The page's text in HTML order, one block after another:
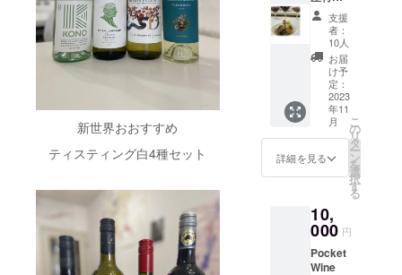
新世界おおすすめ
ティスティング白4種セット
com/co
urse_d
escripti
on.html
com/co
urse_d
escripti
on.html
ディが
あり芳
醇で繊
細、エ
レガン
トな味
わいの
ワイン
す。
ディの
しっか
レガン
トな風
味は、
シャ
りとし
て充実
した講
座内容
です。
ラベル
の読み
方、味
わい方
や楽し
み方の
品種を
知っ
わいの
の分析
コメン
トも毎
回行い
ます。
10回全
て違う
アイテ
ムで本
番と同
じく4〜
10種類
オード
ヴィー･
リ
キュー
Verna
EBISU
場所ま
での交
通費は
ご負担
くださ
い。
「生産
者ごと
の比
較」
いろな
造り手
を覚え
たい」
そし
に毎回6
種類以
上の
ティス
ティン
グを実
践的行
いま
す。座
内容は1
時間半
～2時間
がテキ
使った
講義中
心に、
さらに
後半の1
レーの
谷床か
ら高所
に至る
まで、
バロッ
サ各地
に140を
超える
独立し
た栽培
農家の
ブドウ
して素
晴らし
いワイ
ンを送
り出し
の華や
かな香
りと熟
成をお
楽しみ
いただ
けま
す。 2,
ピー
ター
ン・バ
ロッ
ラーズ
Peter
Lehma
nn
Barros
が心地
よい爽
やかな
飲み
口。少
し低め
の温度
で、野
菜や魚
介類の
パスタ
と
SALVA
LAIヴェ
ネト
州、
な味わ
い。コ
ノは、
1998年
から
ニュー
ジーラ
ンドの
先住民
リが世
界で初
営を行
うワイ
ナリー
2,Peter
ough
Winem
aker's
Selecti
Pinot
Noir
2019
ホワイ
トクリ
フ・
メー
カー
レク
ンテ
Gavi,
ヴェネ
ト
Soave,
トス
カーナ
Chianti,
ピエモ
ンテ
ネッビ
ださ
い！
１、 ガ
ヴィ/コ
ルテー
編 ボ
ル
ドー、
ブル
ゴー
ニュ、
シャン
パー
ニュ地
方他世
界の有
名ワイ
ン産地
な世界
のワイ
ン生産
地を学
ばれた
支援
者：
10人
お届
け予
定：
2023
年11
月
詳細を見る
こ
の
リ
タ
ー
ン
を
選
択
す
る
10,
000 円
Pocket
Wine